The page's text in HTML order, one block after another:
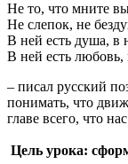
Не то, что мните
Не слепок, не
В ней есть душа, в
В ней есть любовь,
– писал русский
понимать, что
главе всего, что
Цель урока: